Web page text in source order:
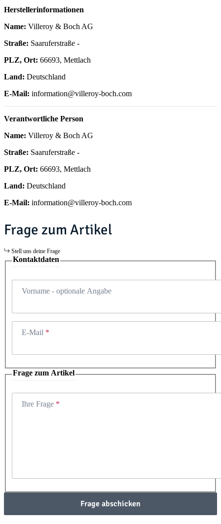
Herstellerinformationen
Name: Villeroy & Boch AG
Straße: Saaruferstraße -
PLZ, Ort: 66693, Mettlach
Land: Deutschland
E-Mail: information@villeroy-boch.com
Verantwortliche Person
Name: Villeroy & Boch AG
Straße: Saaruferstraße -
PLZ, Ort: 66693, Mettlach
Land: Deutschland
E-Mail: information@villeroy-boch.com
Frage zum Artikel
Stell uns deine Frage
Kontaktdaten
Vorname - optionale Angabe
E-Mail
Frage zum Artikel
Ihre Frage
Frage abschicken